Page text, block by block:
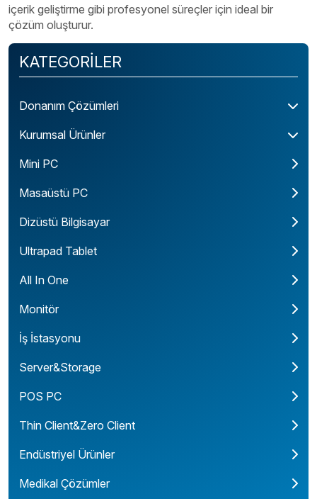
KATEGORİLER
Donanım Çözümleri
Kurumsal Ürünler
Mini PC
Masaüstü PC
Dizüstü Bilgisayar
Ultrapad Tablet
All In One
Monitör
İş İstasyonu
Server&Storage
POS PC
Thin Client&Zero Client
Endüstriyel Ürünler
Medikal Çözümler
içerik geliştirme gibi profesyonel süreçler için ideal bir
çözüm oluşturur.